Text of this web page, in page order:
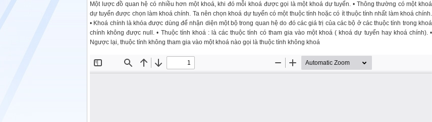
Một lược đồ quan hệ có nhiều hơn một khoá, khi đó mỗi khoá được gọi là một khoá dự tuyển. • Thông thường có một khoá
dự tuyển được chọn làm khoá chính. Ta nên chọn khoá dự tuyển có một thuộc tính hoặc có ít thuộc tính nhất làm khoá chính.
• Khoá chính là khóa được dùng để nhận diện một bộ trong quan hệ do đó các giá trị của các bộ ở các thuộc tính trong khoá
chính không được null. • Thuộc tính khoá : là các thuộc tính có tham gia vào một khoá ( khoá dự tuyển hay khoá chính). •
Ngược lại, thuộc tính không tham gia vào một khoá nào gọi là thuộc tính không khoá